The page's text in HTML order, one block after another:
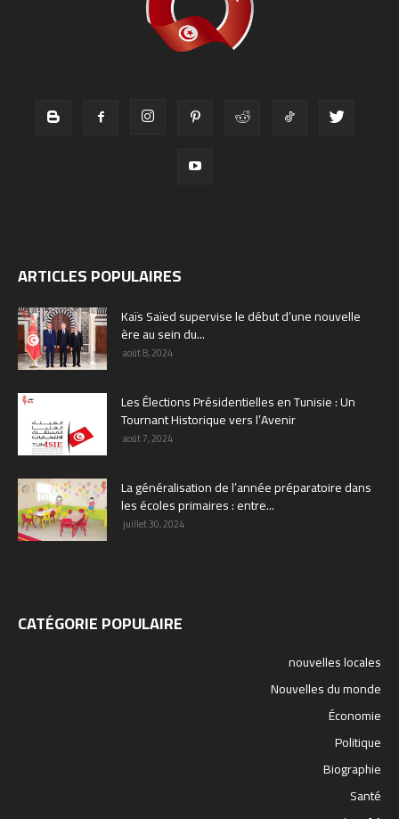
ARTICLES POPULAIRES
Kaïs Saïed supervise le début d’une nouvelle
ère au sein du...
août 8, 2024
Les Élections Présidentielles en Tunisie : Un
Tournant Historique vers l’Avenir
août 7, 2024
La généralisation de l’année préparatoire dans
les écoles primaires : entre...
juillet 30, 2024
CATÉGORIE POPULAIRE
nouvelles locales
Nouvelles du monde
Économie
Politique
Biographie
Santé